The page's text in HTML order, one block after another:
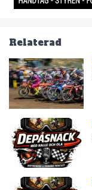
Relaterad